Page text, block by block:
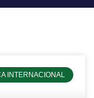
INTERNACIONAL